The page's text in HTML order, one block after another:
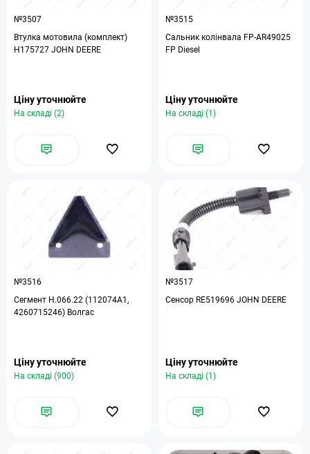
№3507
Втулка мотовила (комплект)
H175727 JOHN DEERE
Ціну уточнюйте
На складі (2)
№3515
Сальник колінвала FP-AR49025
FP Diesel
Ціну уточнюйте
На складі (1)
№3516
Сегмент Н.066.22 (112074А1,
4260715246) Волгас
Ціну уточнюйте
На складі (900)
№3517
Сенсор RE519696 JOHN DEERE
Ціну уточнюйте
На складі (1)